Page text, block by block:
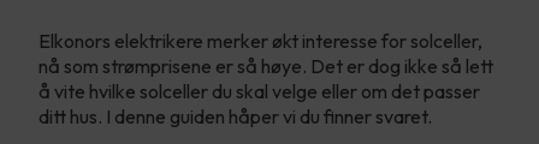
Elkonors elektrikere merker økt interesse for solceller,
nå som strømprisene er så høye. Det er dog ikke så lett
å vite hvilke solceller du skal velge eller om det passer
ditt hus. I denne guiden håper vi du finner svaret.